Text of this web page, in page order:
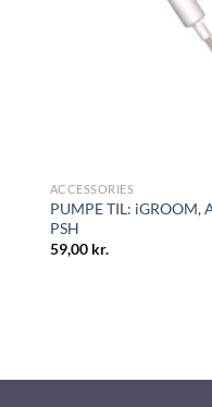
ACCESSORIES
PUMPE TIL: iGROOM,
PSH
59,00 kr.